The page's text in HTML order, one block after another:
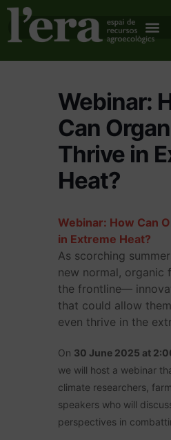
Webinar:
Can
Thrive in
Heat?
Webinar: How Can
in Extreme Heat?
As scorching
new normal, organic
the frontline—
that could allow
even thrive in the
On 30 June 2025 at
we will host a webinar
climate researchers,
speakers who will
perspectives in